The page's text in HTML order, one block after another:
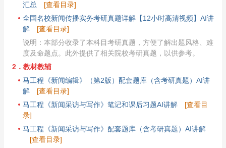
汇总
[查看目录]
全国名校新闻传播实务考研真题详解【12小时高清视频】AI讲
解
[查看目录]
说明：本部分收录了本科目考研真题，方便了解出题风格、难
度及命题点。此外提供了相关院校考研真题，以供参考。
2．教材教辅
马工程《新闻编辑》（第2版）配套题库（含考研真题）AI讲
解
[查看目录]
马工程《新闻采访与写作》笔记和课后习题AI讲解
[查看目
录]
马工程《新闻采访与写作》配套题库（含考研真题）AI讲解
[查看目录]